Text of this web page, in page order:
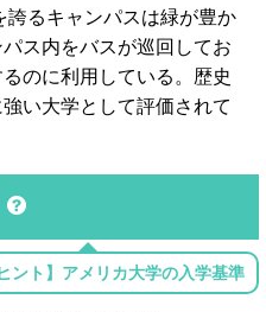
誇るキャンパスは緑が豊か
ス内をバスが巡回してお
のに利用している。歴史
い大学として評価されて
ント】アメリカ大学の入学基準